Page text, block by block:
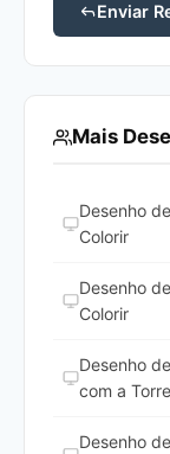
Enviar
Mais
Desenho
Colorir
Desenho
Colorir
Desenho
com a
Desenho